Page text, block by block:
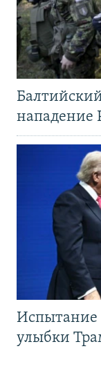
нападение
Испытание
улыбки